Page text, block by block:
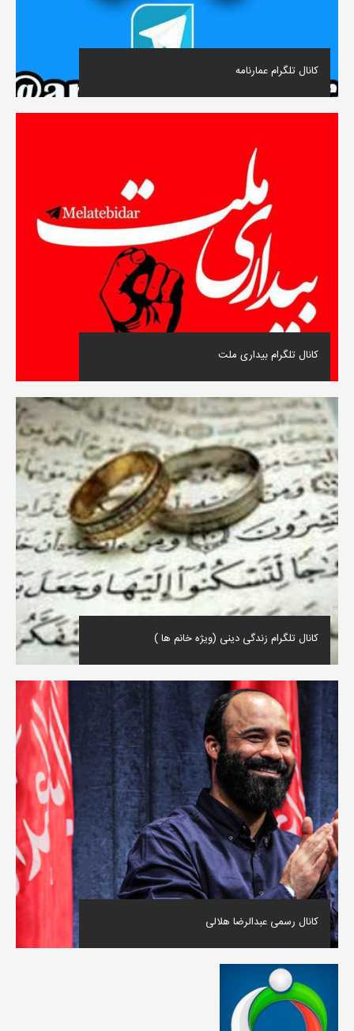
کانال تلگرام عمارنامه
کانال تلگرام بیداری ملت
کانال تلگرام زندگی دینی (ویژه خانم ها )
کانال رسمی عبدالرضا هلالی